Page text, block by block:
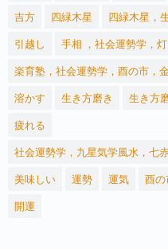
吉方
四緑木星
四緑木星，
引越し
手相 ，社会運勢学，
楽育塾，社会運勢学，酉の市，
溶かす
生き方磨き
生き方
疲れる
社会運勢学，九星気学風水，七
美味しい
運勢 運気
酉の
開運